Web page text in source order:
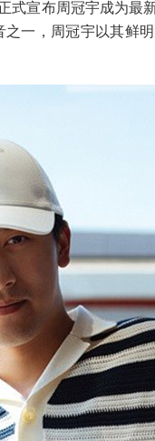
式宣布周冠宇成为最
一，周冠宇以其鲜